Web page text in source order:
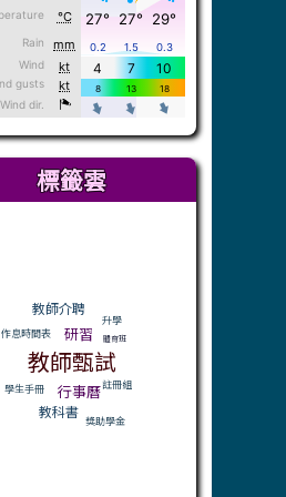
標籤雲
教師介聘
作息時間表
升學
教師甄試
研習 體育班
學生手冊
教科書
行事曆註冊組
獎助學金